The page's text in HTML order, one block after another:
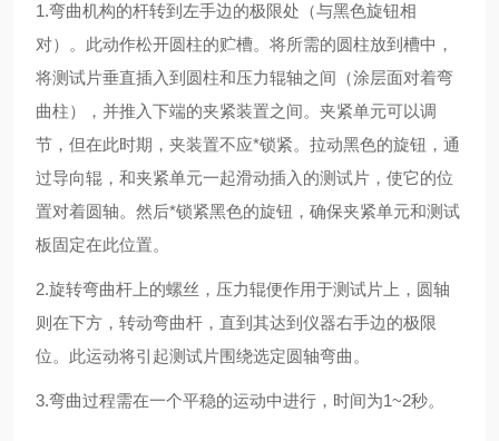
1.弯曲机构的杆转到左手边的极限处（与黑色旋钮相
对）。此动作松开圆柱的贮槽。将所需的圆柱放到槽中，
将测试片垂直插入到圆柱和压力辊轴之间（涂层面对着弯
曲柱），并推入下端的夹紧装置之间。夹紧单元可以调
节，但在此时期，夹装置不应*锁紧。拉动黑色的旋钮，通
过导向辊，和夹紧单元一起滑动插入的测试片，使它的位
置对着圆轴。然后*锁紧黑色的旋钮，确保夹紧单元和测试
板固定在此位置。
2.旋转弯曲杆上的螺丝，压力辊便作用于测试片上，圆轴
则在下方，转动弯曲杆，直到其达到仪器右手边的极限
位。此运动将引起测试片围绕选定圆轴弯曲。
3.弯曲过程需在一个平稳的运动中进行，时间为1~2秒。